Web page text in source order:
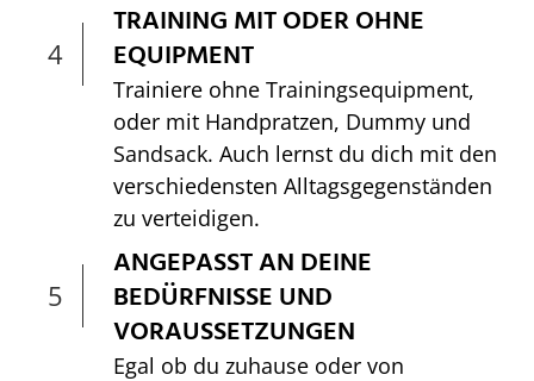
4
TRAINING MIT ODER OHNE
EQUIPMENT
Trainiere ohne Trainingsequipment,
oder mit Handpratzen, Dummy und
Sandsack. Auch lernst du dich mit den
verschiedensten Alltagsgegenständen
zu verteidigen.
5
ANGEPASST AN DEINE
BEDÜRFNISSE UND
VORAUSSETZUNGEN
Egal ob du zuhause oder von